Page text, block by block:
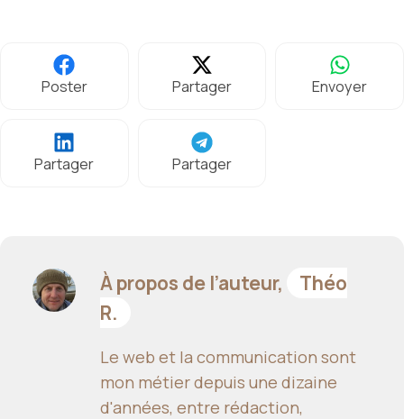
Poster Partager Envoyer
Partager Partager
À propos de l’auteur,
Théo
R.
Le web et la communication sont
mon métier depuis une dizaine
d'années, entre rédaction,